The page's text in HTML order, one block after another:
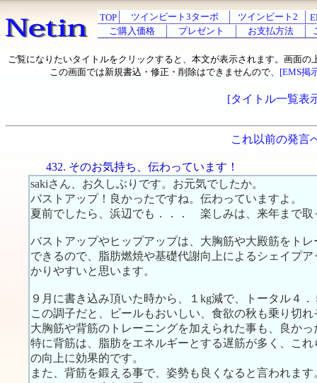
TOP ツインビート3ターボ ツインビート2
ご購入価格
プレゼント お支払方法
ご覧になりたいタイトルをクリックすると、本文が表示されます。画面の
この画面では新規書込・修正・削除はできませんので、 [EMS掲
[タイトル一覧表
これ以前の発言
432. そのお気持ち、伝わっています！
sakiさん、お久しぶりです。お元気でしたか。
バストアップ！良かったですね。伝わっていますよ。
夏前でしたら、浜辺でも．．． 楽しみは、来年まで取
バストアップやヒップアップは、大胸筋や大殿筋をト
できるので、脂肪燃焼や基礎代謝向上によるシェイプ
かりやすいと思います。
９月に書き込み頂いた時から、１kg減で、トータル４
この調子だと、ビールもおいしい、食欲の秋も乗り切
大胸筋や背筋のトレーニングを加えられた事も、良か
特に背筋は、脂肪をエネルギーとする遅筋が多く、こ
の向上に効果的です。
また、背筋を鍛える事で、姿勢も良くなると言われます